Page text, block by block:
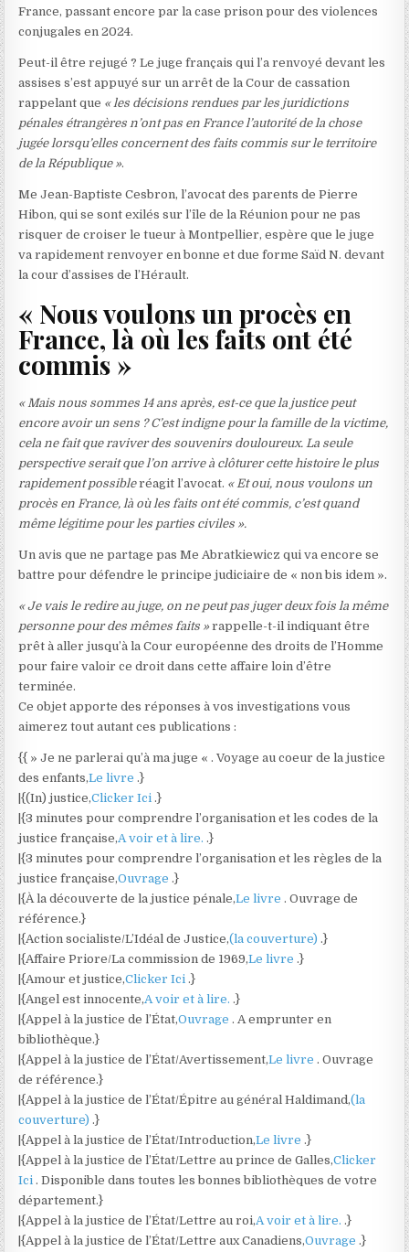
France, passant encore par la case prison pour des violences
conjugales en 2024.
Peut-il être rejugé ? Le juge français qui l’a renvoyé devant les
assises s’est appuyé sur un arrêt de la Cour de cassation
rappelant que « les décisions rendues par les juridictions
pénales étrangères n’ont pas en France l’autorité de la chose
jugée lorsqu’elles concernent des faits commis sur le territoire
de la République ».
Me Jean-Baptiste Cesbron, l’avocat des parents de Pierre
Hibon, qui se sont exilés sur l’île de la Réunion pour ne pas
risquer de croiser le tueur à Montpellier, espère que le juge
va rapidement renvoyer en bonne et due forme Saïd N. devant
la cour d’assises de l’Hérault.
« Nous voulons un procès en
France, là où les faits ont été
commis »
« Mais nous sommes 14 ans après, est-ce que la justice peut
encore avoir un sens ? C’est indigne pour la famille de la victime,
cela ne fait que raviver des souvenirs douloureux. La seule
perspective serait que l’on arrive à clôturer cette histoire le plus
rapidement possibleréagit l’avocat. « Et oui, nous voulons un
procès en France, là où les faits ont été commis, c’est quand
même légitime pour les parties civiles ».
Un avis que ne partage pas Me Abratkiewicz qui va encore se
battre pour défendre le principe judiciaire de « non bis idem ».
« Je vais le redire au juge, on ne peut pas juger deux fois la même
personne pour des mêmes faits »rappelle-t-il indiquant être
prêt à aller jusqu’à la Cour européenne des droits de l’Homme
pour faire valoir ce droit dans cette affaire loin d’être
terminée.
Ce objet apporte des réponses à vos investigations vous
aimerez tout autant ces publications :
{{ » Je ne parlerai qu’à ma juge « . Voyage au coeur de la justice
des enfants,Le livre .}
|{(In) justice,Clicker Ici .}
|{3 minutes pour comprendre l’organisation et les codes de la
justice française,A voir et à lire. .}
|{3 minutes pour comprendre l’organisation et les règles de la
justice française,Ouvrage .}
|{À la découverte de la justice pénale,Le livre . Ouvrage de
référence.}
|{Action socialiste/L’Idéal de Justice,(la couverture) .}
|{Affaire Priore/La commission de 1969,Le livre .}
|{Amour et justice,Clicker Ici .}
|{Angel est innocente,A voir et à lire. .}
|{Appel à la justice de l’État,Ouvrage . A emprunter en
bibliothèque.}
|{Appel à la justice de l’État/Avertissement,Le livre . Ouvrage
de référence.}
|{Appel à la justice de l’État/Épitre au général Haldimand,(la
couverture) .}
|{Appel à la justice de l’État/Introduction,Le livre .}
|{Appel à la justice de l’État/Lettre au prince de Galles,Clicker
Ici . Disponible dans toutes les bonnes bibliothèques de votre
département.}
|{Appel à la justice de l’État/Lettre au roi,A voir et à lire. .}
|{Appel à la justice de l’État/Lettre aux Canadiens,Ouvrage .}